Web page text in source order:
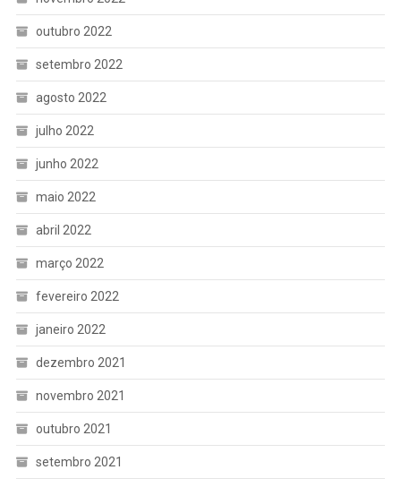
outubro 2022
setembro 2022
agosto 2022
julho 2022
junho 2022
maio 2022
abril 2022
março 2022
fevereiro 2022
janeiro 2022
dezembro 2021
novembro 2021
outubro 2021
setembro 2021